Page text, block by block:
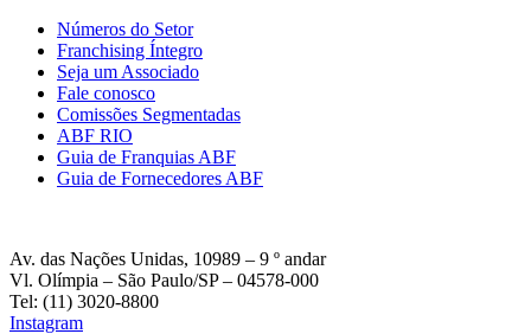
Números do Setor
Franchising Íntegro
Seja um Associado
Fale conosco
Comissões Segmentadas
ABF RIO
Guia de Franquias ABF
Guia de Fornecedores ABF
Av. das Nações Unidas, 10989 – 9 º andar
Vl. Olímpia – São Paulo/SP – 04578-000
Tel: (11) 3020-8800
Instagram